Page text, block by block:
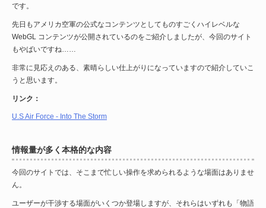
です。
先日もアメリカ空軍の公式なコンテンツとしてものすごくハイレベルな
WebGL コンテンツが公開されているのをご紹介しましたが、今回のサイト
もやばいですね……
非常に見応えのある、素晴らしい仕上がりになっていますので紹介していこ
うと思います。
リンク：
U.S Air Force - Into The Storm
情報量が多く本格的な内容
今回のサイトでは、そこまで忙しい操作を求められるような場面はありませ
ん。
ユーザーが干渉する場面がいくつか登場しますが、それらはいずれも「物語